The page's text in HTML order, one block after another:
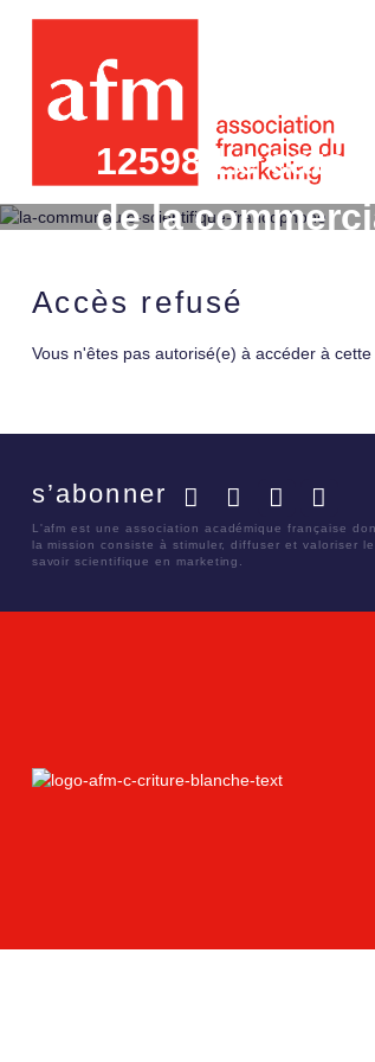
12598 Le
de la
Accès refusé
Vous n'êtes pas autorisé(e) à accéder à cette
s’abonner
L'afm est une association académique française
la mission consiste à stimuler, diffuser et valoriser le
savoir scientifique en marketing.